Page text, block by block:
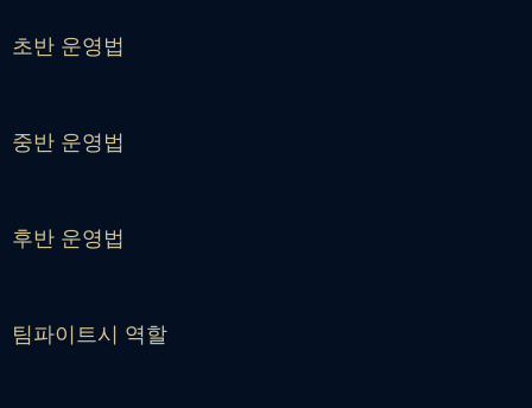
초반 운영법
중반 운영법
후반 운영법
팀파이트시 역할